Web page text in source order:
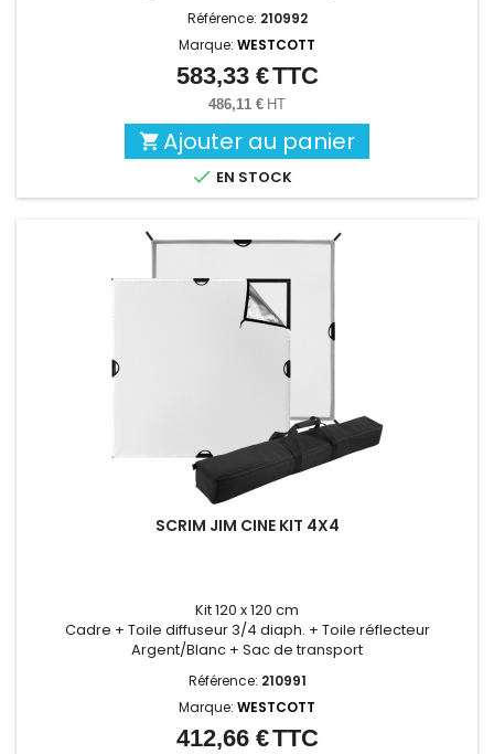
Référence: 210992
Marque: WESTCOTT
Prix
583,33 €TTC
486,11 € HT
 Ajouter au panier
 EN STOCK
SCRIM JIM CINE KIT 4X4
Kit 120 x 120 cm
Cadre + Toile diffuseur 3/4 diaph. + Toile réflecteur
Argent/Blanc + Sac de transport
Référence: 210991
Marque: WESTCOTT
Prix
412,66 €TTC